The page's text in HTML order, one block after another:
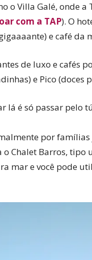
o Villa Galé, onde a
com a TAP). O
e café da
de luxo e cafés
e Pico (doces
lá é só passar pelo
por
Chalet Barros, tipo
mar e você pode